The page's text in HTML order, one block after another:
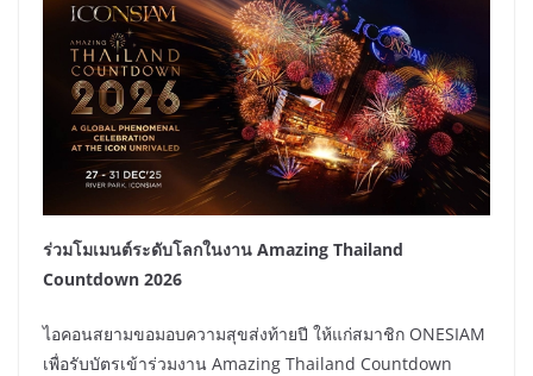
ร่วมโมเมนต์ระดับโลกในงาน Amazing Thailand
Countdown 2026
ไอคอนสยามขอมอบความสุขส่งท้ายปี ให้แก่สมาชิก ONESIAM
เพื่อรับบัตรเข้าร่วมงาน Amazing Thailand Countdown